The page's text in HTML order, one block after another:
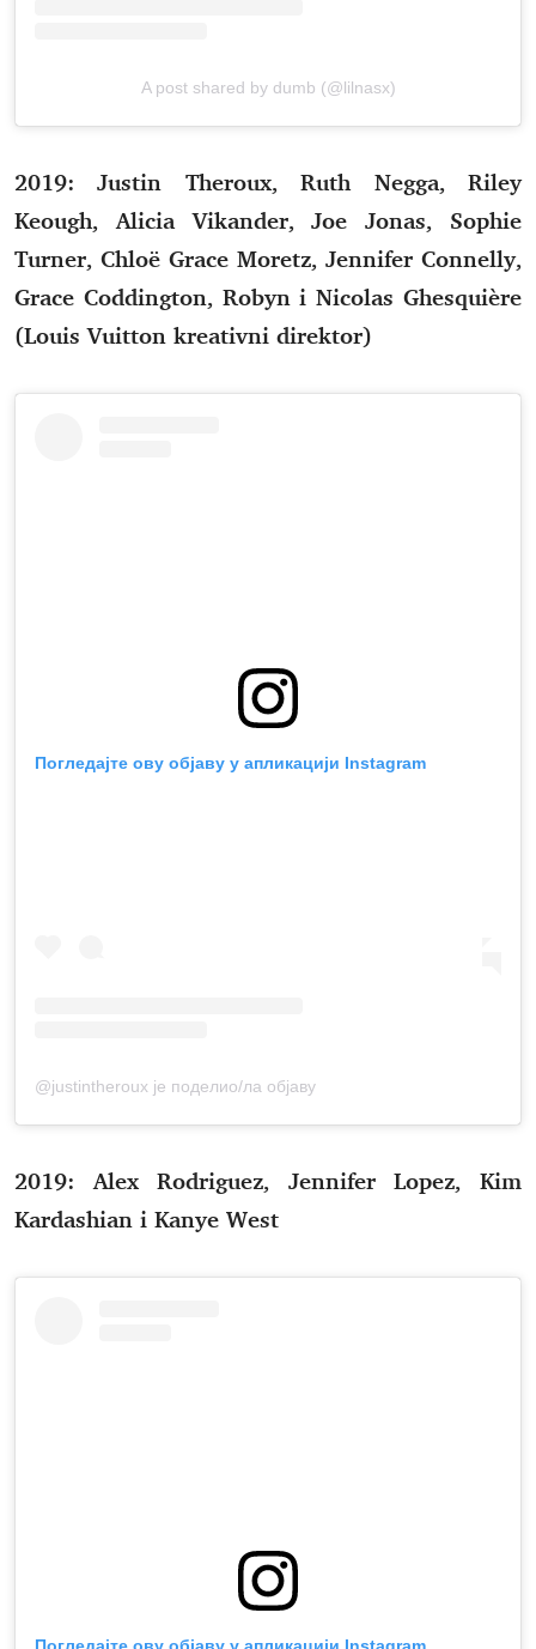
A post shared by dumb (@lilnasx)
2019: Justin Theroux, Ruth Negga, Riley
Keough, Alicia Vikander, Joe Jonas, Sophie
Turner, Chloë Grace Moretz, Jennifer Connelly,
Grace Coddington, Robyn i Nicolas Ghesquière
(Louis Vuitton kreativni direktor)
Погледајте ову објаву у апликацији Instagram
@justintheroux је поделио/ла објаву
2019: Alex Rodriguez, Jennifer Lopez, Kim
Kardashian i Kanye West